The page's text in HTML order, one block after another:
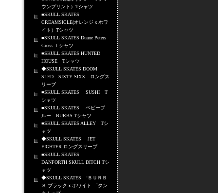
ウンプリント）Tシャツ
■SKULL SKATES
CREAMSICLE(オレンジｘホワ
イト）Tシャツ
■SKULL SKATES Duane Peters
Cross Ｔシャツ
■SKULL SKATES HUNTED
HOUSE Tシャツ
◆SKULL SKATES DOOM
SLED SIXTY SIXX ロングス
リーブ
■SKULL SKATES SUSHI T
シャツ
■SKULL SKATES ベビーブ
ルー BURBS Tシャツ
■SKULL SKATES ALLEY Tシ
ャツ
◆SKULL SKATES JET
FIGHTER ロングスリーブ
■SKULL SKATES
DANFORTH SKULL DITCH Tシ
ャツ
◆SKULL SKATES ‘ＢＵＲＢ
Ｓ ブラックｘホワイト `タン